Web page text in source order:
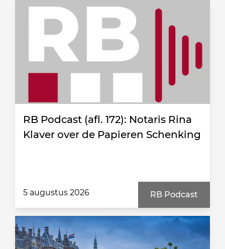
RB Podcast (afl. 172): Notaris Rina
Klaver over de Papieren Schenking
5 augustus 2026 RB Podcast